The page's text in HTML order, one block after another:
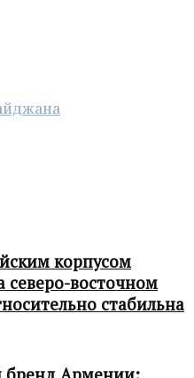
корпусом
северо-восточном
стабильна